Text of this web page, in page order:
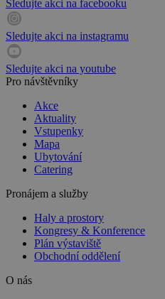
Sledujte akci na facebooku
Sledujte akci na instagramu
Sledujte akci na youtube
Pro návštěvníky
Akce
Aktuality
Vstupenky
Mapa
Ubytování
Catering
Pronájem a služby
Haly a prostory
Kongresy & Konference
Plán výstaviště
Obchodní oddělení
O nás